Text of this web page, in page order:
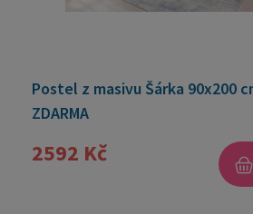
Postel z masivu Šárka 90x200
ZDARMA
2592 Kč